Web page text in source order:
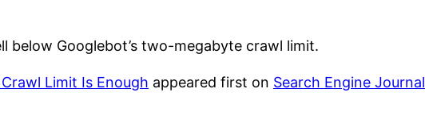
below Googlebot’s two-megabyte crawl limit.
Limit Is Enough appeared first on Search Engine Journal